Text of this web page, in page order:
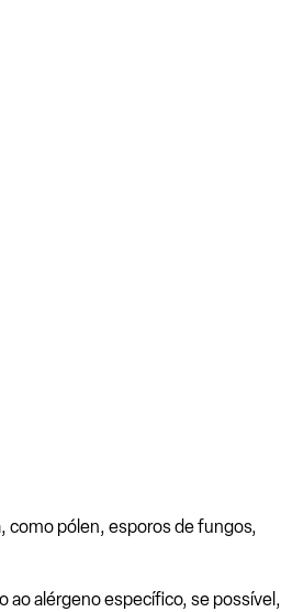
como pólen, esporos de fungos,
alérgeno específico, se possível,